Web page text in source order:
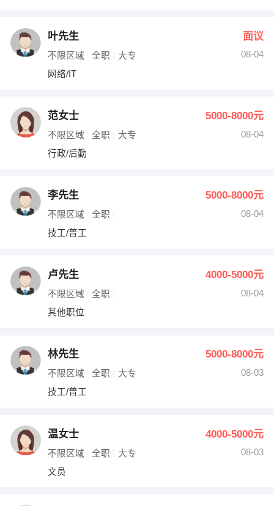
叶先生 面议
不限区域 全职 大专
08-04
网络/IT
范女士 5000-8000元
不限区域 全职 大专
08-04
行政/后勤
李先生 5000-8000元
不限区域 全职
08-04
技工/普工
卢先生 4000-5000元
不限区域 全职
08-04
其他职位
林先生 5000-8000元
不限区域 全职 大专
08-03
技工/普工
温女士 4000-5000元
不限区域 全职 大专
08-03
文员